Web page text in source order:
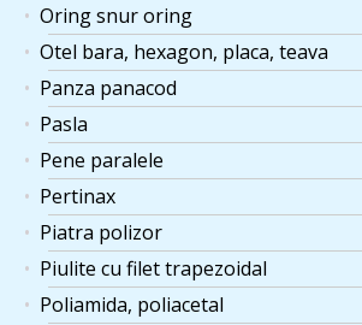
Oring snur oring
Otel bara, hexagon, placa, teava
Panza panacod
Pasla
Pene paralele
Pertinax
Piatra polizor
Piulite cu filet trapezoidal
Poliamida, poliacetal